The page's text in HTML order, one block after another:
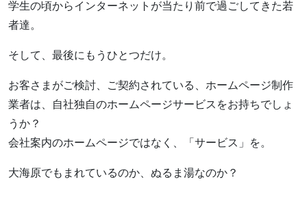
学生の頃からインターネットが当たり前で過ごしてきた若
者達。
そして、最後にもうひとつだけ。
お客さまがご検討、ご契約されている、ホームページ制作
業者は、自社独自のホームページサービスをお持ちでしょ
うか？
会社案内のホームページではなく、「サービス」を。
大海原でもまれているのか、ぬるま湯なのか？